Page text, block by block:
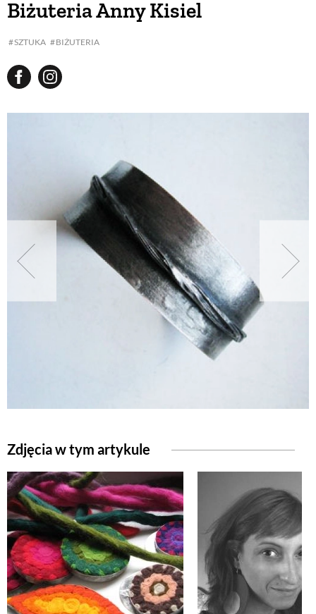
Biżuteria Anny Kisiel
SZTUKA BIŻUTERIA
Zdjęcia w tym artykule
ROŚLINY OGRODOWE
PORADY
ZIELEŃ W DOMU
PROJEKTOWANIE OGRODU
NATURALNIE
NATURALNA APTECZKA
DLA DOMU
EKO ŻYCIE
PRZYRODA